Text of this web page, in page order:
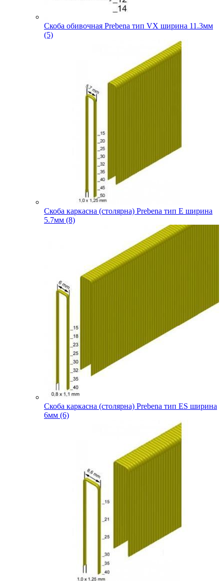
Скоба обивочная Prebena тип VX ширина 11.3мм
(5)
Скоба каркасна (столярна) Prebena тип E ширина
5.7мм (8)
Скоба каркасна (столярна) Prebena тип ES ширина
6мм (6)